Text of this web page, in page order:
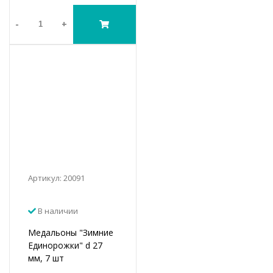
- +
Артикул: 20091
В наличии
Медальоны "Зимние
Единорожки" d 27
мм, 7 шт